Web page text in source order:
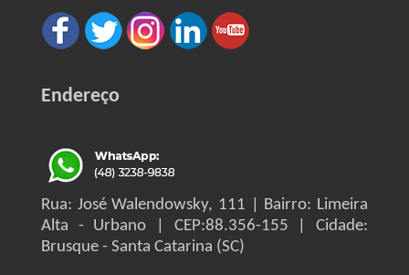
Endereço
Rua: José Walendowsky, 111 | Bairro: Limeira
Alta - Urbano | CEP:88.356-155 | Cidade:
Brusque - Santa Catarina (SC)